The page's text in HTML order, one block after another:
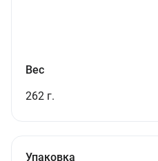
Вес
262 г.
Упаковка